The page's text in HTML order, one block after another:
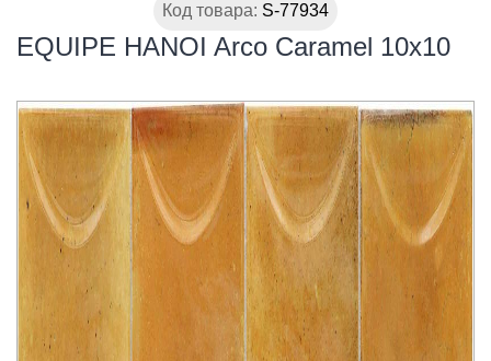
Код товара: S-77934
EQUIPE HANOI Arco Caramel 10х10